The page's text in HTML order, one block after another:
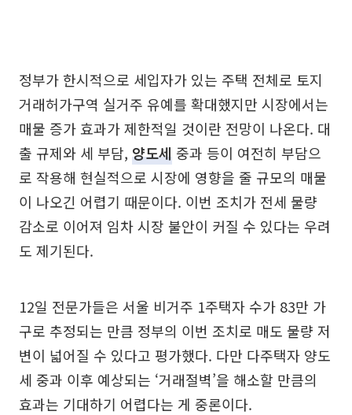
정부가 한시적으로 세입자가 있는 주택 전체로 토지
거래허가구역 실거주 유예를 확대했지만 시장에서는
매물 증가 효과가 제한적일 것이란 전망이 나온다. 대
출 규제와 세 부담, 양도세 중과 등이 여전히 부담으
로 작용해 현실적으로 시장에 영향을 줄 규모의 매물
이 나오긴 어렵기 때문이다. 이번 조치가 전세 물량
감소로 이어져 임차 시장 불안이 커질 수 있다는 우려
도 제기된다.
12일 전문가들은 서울 비거주 1주택자 수가 83만 가
구로 추정되는 만큼 정부의 이번 조치로 매도 물량 저
변이 넓어질 수 있다고 평가했다. 다만 다주택자 양도
세 중과 이후 예상되는 ‘거래절벽’을 해소할 만큼의
효과는 기대하기 어렵다는 게 중론이다.